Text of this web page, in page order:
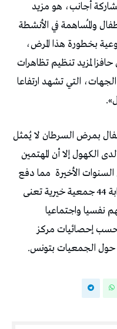
أجانب، هو مزيد
والمُساهمة في الأنشطة
بخطورة هذا المرض،
لمزيد تنظيم تظاهرات
التي تشهد ارتفاعا
بمرض السرطان لا يُمثل
لدى الكهول إلا أن المهتمين
الأخيرة مما دفع
بمكونات المجتمع المدني إلى تأسيس قرابة 44 جمعية خيرية تعنى
نفسيا واجتماعيا
حسب إحصائيات مركز
حول الجمعيات بتونس.